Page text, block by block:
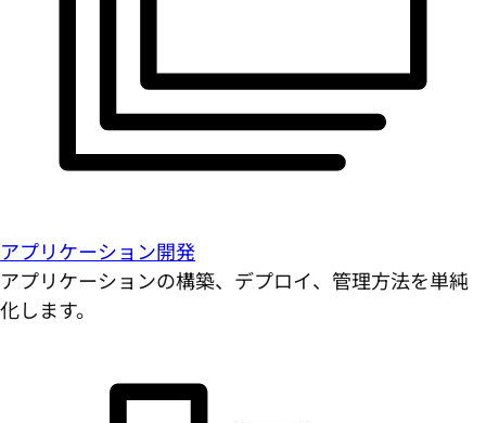
アプリケーション開発
アプリケーションの構築、デプロイ、管理方法を単純
化します。